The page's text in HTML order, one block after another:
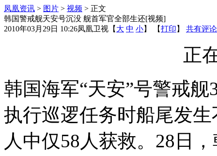
凤凰资讯 > 图片 > 视频 > 正文
韩国警戒舰天安号沉没 舰首军官全部生还[视频]
2010年03月29日 10:26凤凰卫视 【 大 中 小】 【打印 】 共有评论
正
韩国海军“天安”号警戒
执行巡逻任务时船尾发
人中仅58人获救。28日